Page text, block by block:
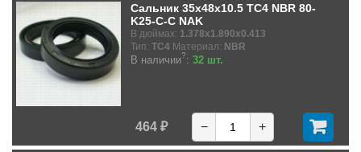
Сальник 35x48x10.5 TC4 NBR 80-
K25-C-C NAK
В дюймах: 1.378x1.890x0.413
Тип: TC4 Материал: NBR
В наличии?: 32 шт.
464 ₽ − +